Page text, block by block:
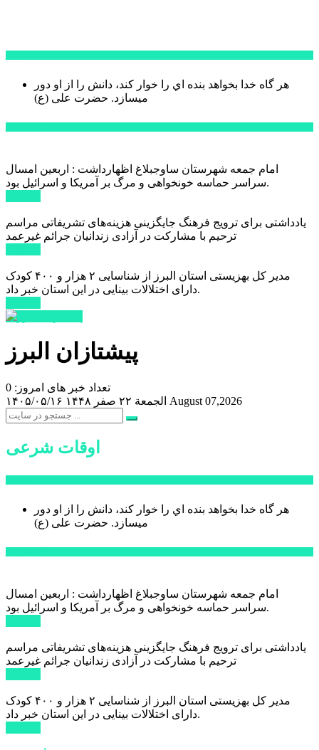
هر گاه خدا بخواهد بنده اي را خوار كند، دانش را از او دور
میسازد. حضرت علی (ع)
امام جمعه شهرستان ساوجبلاغ اظهارداشت : اربعین امسال
سراسر حماسه خونخواهی و مرگ بر آمریکا و اسرائیل بود.
یادداشتی برای ترویج فرهنگ جایگزینی هزینه‌های تشریفاتی مراسم
ترحیم با مشارکت در آزادی زندانیان جرائم غیرعمد
مدیر کل بهزیستی استان البرز از شناسایی ۲ هزار و ۴۰۰ کودک
دارای اختلالات بینایی در این استان خبر داد.
پیشتازان البرز
تعداد خبر های امروز: 0
۱۴۰۵/۰۵/۱۶
الجمعة ۲۲ صفر ۱۴۴۸ August 07,2026
اوقات شرعی
هر گاه خدا بخواهد بنده اي را خوار كند، دانش را از او دور
میسازد. حضرت علی (ع)
امام جمعه شهرستان ساوجبلاغ اظهارداشت : اربعین امسال
سراسر حماسه خونخواهی و مرگ بر آمریکا و اسرائیل بود.
یادداشتی برای ترویج فرهنگ جایگزینی هزینه‌های تشریفاتی مراسم
ترحیم با مشارکت در آزادی زندانیان جرائم غیرعمد
مدیر کل بهزیستی استان البرز از شناسایی ۲ هزار و ۴۰۰ کودک
دارای اختلالات بینایی در این استان خبر داد.